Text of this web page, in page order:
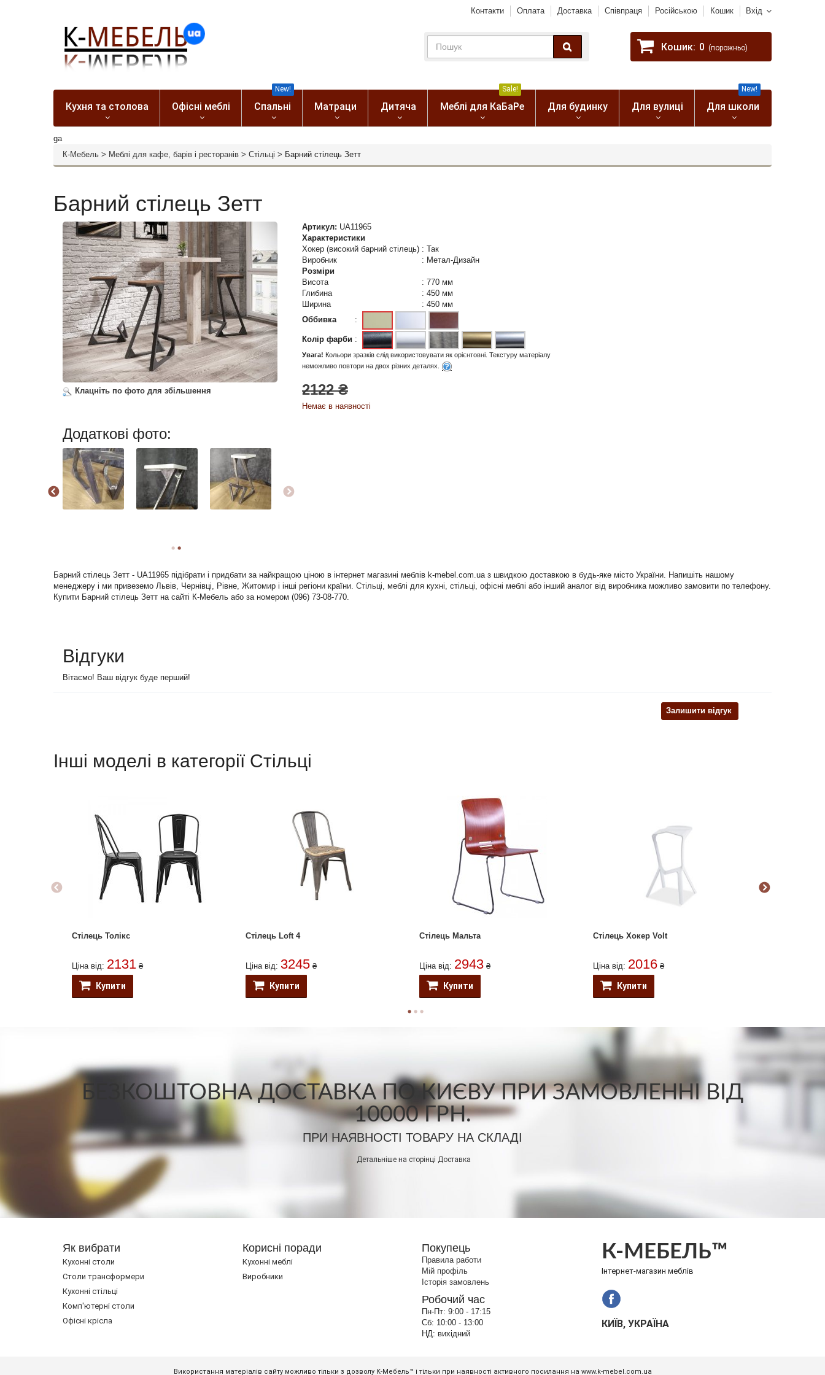
Вхід
Контакти Оплата Доставка Співпраця Російською Кошик
Кошик: 0 (порожньо)
Кухня та столова Офісні меблі Спальні
New!
Матраци Дитяча Меблі для КаБаРе
Sale!
Для будинку Для вулиці Для школи
New!
ga
К-Мебель > Меблі для кафе, барів і ресторанів > Стільці > Барний стілець Зетт
Барний стілець Зетт
Клацніть по фото для збільшення
Додаткові фото:
Артикул: UA11965
Характеристики
Хокер (високий барний стілець) : Так
Виробник
: Метал-Дизайн
Розміри
Висота
: 770 мм
Глибина
: 450 мм
Ширина
: 450 мм
Оббивка
:
Колір фарби :
Увага! Кольори зразків слід використовувати як орієнтовні. Текстуру матеріалу
неможливо повтори на двох різних деталях.
2122 ₴
Немає в наявності
Барний стілець Зетт - UA11965 підібрати і придбати за найкращою ціною в інтернет магазині меблів k-mebel.com.ua з швидкою доставкою в будь-яке місто України. Напишіть нашому
менеджеру і ми привеземо Львів, Чернівці, Рівне, Житомир і інші регіони країни. Стільці, меблі для кухні, стільці, офісні меблі або інший аналог від виробника можливо замовити по телефону.
Купити Барний стілець Зетт на сайті К-Мебель або за номером (096) 73-08-770.
Відгуки
Вітаємо! Ваш відгук буде перший!
Залишити відгук
Інші моделі в категорії Стільці
Стілець Толікс
Ціна від: 2131 ₴
Купити
Стілець Loft 4
Ціна від: 3245 ₴
Купити
Стілець Мальта
Ціна від: 2943 ₴
Купити
Стілець Хокер Volt
Ціна від: 2016 ₴
Купити
БЕЗКОШТОВНА ДОСТАВКА ПО КИЄВУ ПРИ ЗАМОВЛЕННІ ВІД
10000 ГРН.
ПРИ НАЯВНОСТІ ТОВАРУ НА СКЛАДІ
Детальніше на сторінці Доставка
Як вибрати
Кухонні столи
Cтоли трансформери
Кухонні стільці
Комп'ютерні столи
Офісні крісла
Корисні поради
Кухонні меблі
Виробники
Використання матеріалів сайту можливо тільки з дозволу К-Мебель™ і тільки при наявності активного посилання на www.k-mebel.com.ua
Покупець
Правила работи
Мій профіль
Історія замовлень
Робочий час
Пн-Пт: 9:00 - 17:15
Сб: 10:00 - 13:00
НД: вихідний
К-МЕБЕЛЬ™
Інтернет-магазин меблів
КИЇВ, УКРАЇНА